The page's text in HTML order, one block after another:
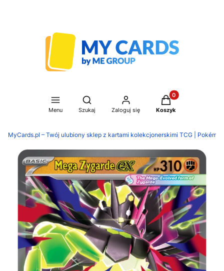
Menu
Otwórz wyszukiwarkę
Szukaj Zaloguj się
Produkty w
Koszyk
MyCards.pl – Twój ulubiony sklep z kartami kolekcjonerskimi TCG |